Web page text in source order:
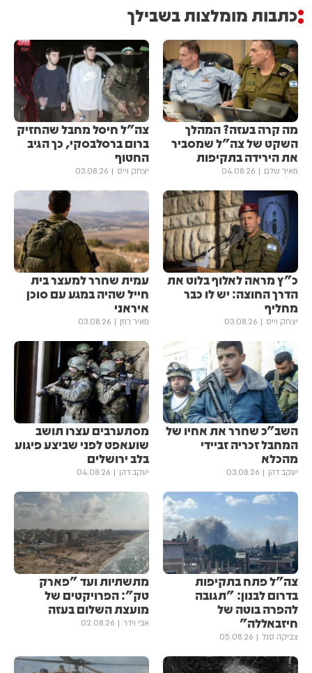
כתבות מומלצות בשבילך
מה קרה בעזה? המהלך
השקט של צה"ל שמסביר
את הירידה בתקיפות
מאיר שלם 04.08.26
צה"ל חיסל מחבל שהחזיק
ברום ברסלבסקי, כך הגיב
החטוף
יצחק וייס 03.08.26
כ"ץ מראה לאלוף בלוט את
הדרך החוצה: יש לו כבר
מחליף
יצחק וייס 03.08.26
עמית שחרר למעצר בית
חייל שהיה במגע עם סוכן
איראני
מאיר רוזן 03.08.26
השב"כ שחרר את אחיו של
המחבל זכריה זביידי
מהכלא
יעקב דהן 03.08.26
מסתערבים עצרו תושב
שועאפט לפני שביצע פיגוע
בלב ירושלים
יעקב דהן 04.08.26
צה"ל פתח בתקיפות
בדרום לבנון: "תגובה
להפרה בוטה של
חיזבאללה"
צביקה סגל 05.08.26
מתשתיות ועד "פארק
טק": הפרויקטים של
מועצת השלום בעזה
אבי וידר 02.08.26